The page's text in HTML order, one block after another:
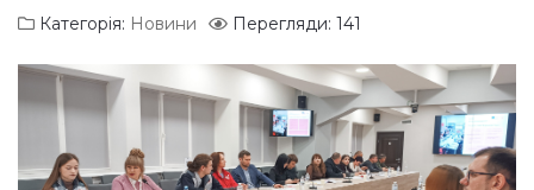
Категорія: Новини Перегляди: 141